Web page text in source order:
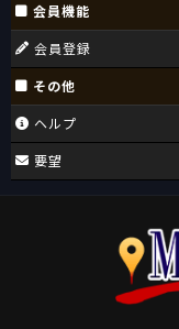
会員機能
会員登録
その他
ヘルプ
要望